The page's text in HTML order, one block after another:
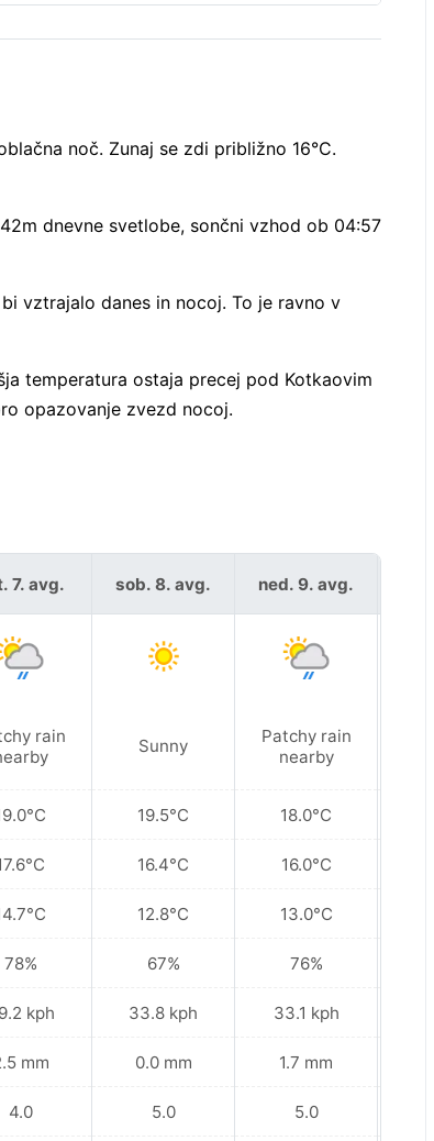
noč. Zunaj se zdi približno 16°C.
dnevne svetlobe, sončni vzhod ob 04:57
vztrajalo danes in nocoj. To je ravno v
temperatura ostaja precej pod Kotkaovim
opazovanje zvezd nocoj.
7. avg.
rain
78%
kph
mm
4.0
sob. 8. avg.
Sunny
19.5°C
16.4°C
12.8°C
67%
33.8 kph
0.0 mm
5.0
ned. 9. avg.
Patchy rain
nearby
18.0°C
16.0°C
13.0°C
76%
33.1 kph
1.7 mm
5.0